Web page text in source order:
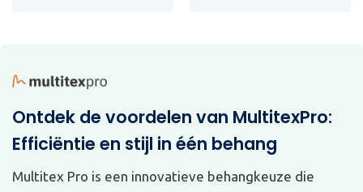
Ontdek de voordelen van MultitexPro:
Efficiëntie en stijl in één behang
Multitex Pro is een innovatieve behangkeuze die